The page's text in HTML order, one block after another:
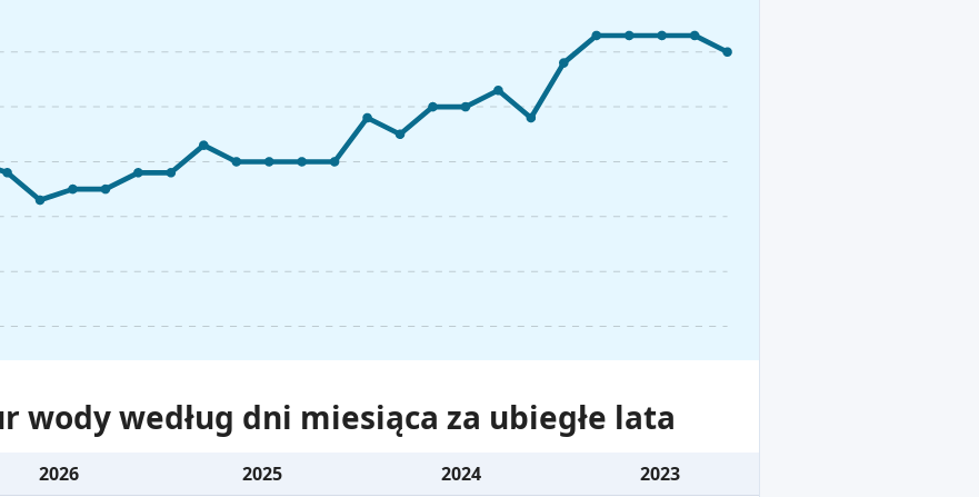
wody według dni miesiąca za ubiegłe lata
2026 2025 2024
2023